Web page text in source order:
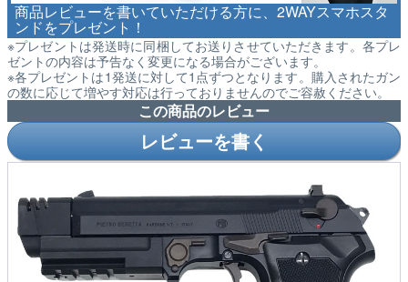
商品レビューを書いていただける方に、2WAYスマホスタ
ンドをプレゼント！
※プレゼントは発送時に同梱してお送りさせていただきます。各プレ
ゼントの内容は予告なく変更になる場合がございます。
※各プレゼントは1発送に対して1点ずつとなります。購入されたガン
の数に応じて増やす対応は行っておりませんのでご容赦ください。
この商品のレビュー
レビューを書く